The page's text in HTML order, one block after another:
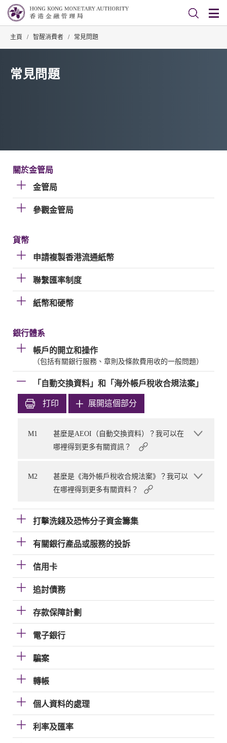
主頁 / 智醒消費者 / 常見問題
常見問題
關於金管局
金管局
參觀金管局
貨幣
申請複製香港流通紙幣
聯繫匯率制度
紙幣和硬幣
銀行體系
帳戶的開立和操作
（包括有關銀行服務、章則及條款費用收的一般問題）
「自動交換資料」和「海外帳戶稅收合規法案」
打印 展開這個部分
M1
甚麼是AEOI（自動交換資料）？我可以在
哪裡得到更多有關資訊？
M2
甚麼是《海外帳戶稅收合規法案》？我可以
在哪裡得到更多有關資料？
打擊洗錢及恐怖分子資金籌集
有關銀行產品或服務的投訴
信用卡
追討債務
存款保障計劃
電子銀行
騙案
轉帳
個人資料的處理
利率及匯率